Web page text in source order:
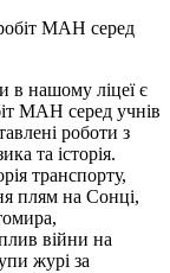
в нашому ліцеї є
МАН серед учнів
роботи з
та історія.
транспорту,
плям на Сонці,
війни на
журі за